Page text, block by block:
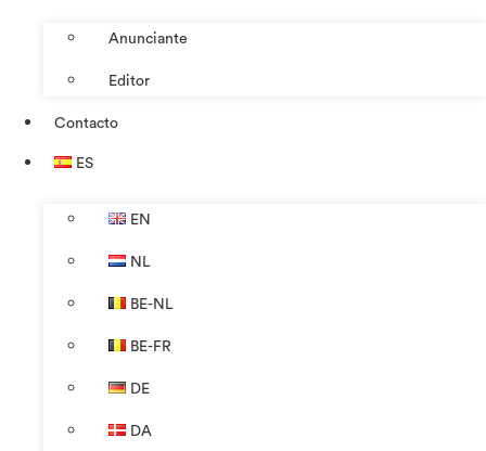
Anunciante
Editor
Contacto
ES
EN
NL
BE-NL
BE-FR
DE
DA